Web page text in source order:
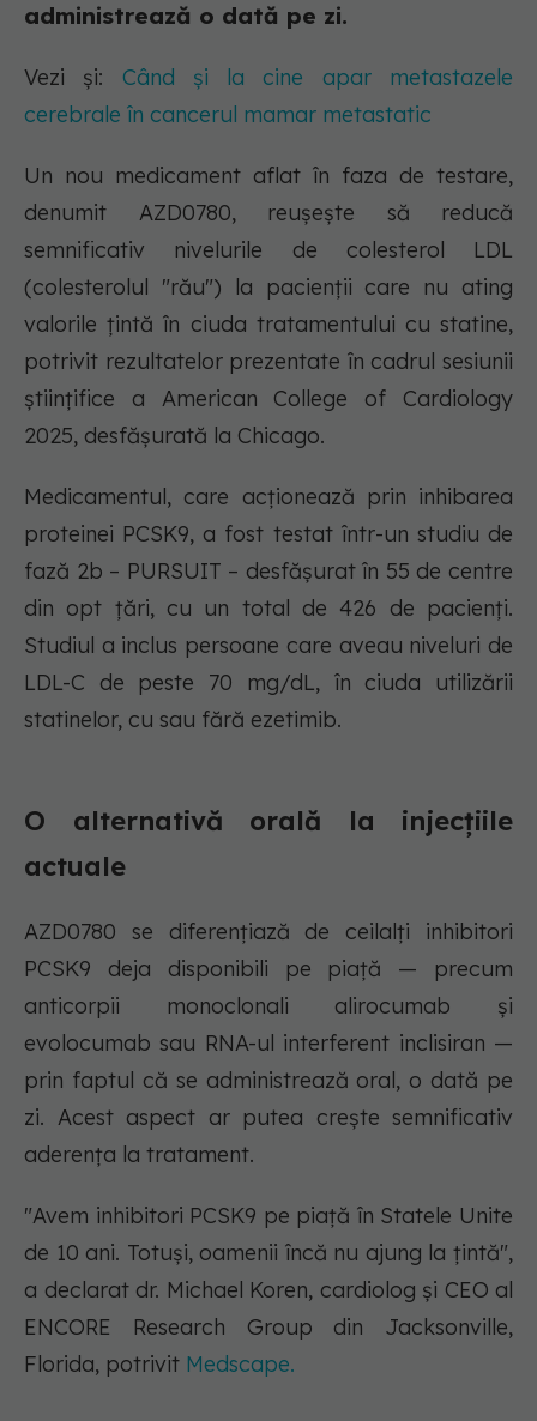
administrează o dată pe zi.
Vezi și: Când și la cine apar metastazele
cerebrale în cancerul mamar metastatic
Un nou medicament aflat în faza de testare,
denumit AZD0780, reușește să reducă
semnificativ nivelurile de colesterol LDL
(colesterolul "rău") la pacienții care nu ating
valorile țintă în ciuda tratamentului cu statine,
potrivit rezultatelor prezentate în cadrul sesiunii
științifice a American College of Cardiology
2025, desfășurată la Chicago.
Medicamentul, care acționează prin inhibarea
proteinei PCSK9, a fost testat într-un studiu de
fază 2b – PURSUIT – desfășurat în 55 de centre
din opt țări, cu un total de 426 de pacienți.
Studiul a inclus persoane care aveau niveluri de
LDL-C de peste 70 mg/dL, în ciuda utilizării
statinelor, cu sau fără ezetimib.
O alternativă orală la injecțiile
actuale
AZD0780 se diferențiază de ceilalți inhibitori
PCSK9 deja disponibili pe piață — precum
anticorpii monoclonali alirocumab și
evolocumab sau RNA-ul interferent inclisiran —
prin faptul că se administrează oral, o dată pe
zi. Acest aspect ar putea crește semnificativ
aderența la tratament.
"Avem inhibitori PCSK9 pe piață în Statele Unite
de 10 ani. Totuși, oamenii încă nu ajung la țintă",
a declarat dr. Michael Koren, cardiolog și CEO al
ENCORE Research Group din Jacksonville,
Florida, potrivit Medscape.